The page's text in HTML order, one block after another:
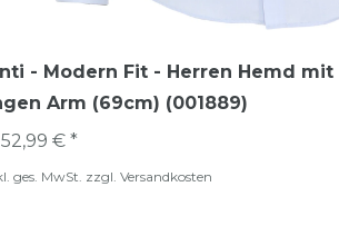
- Modern Fit - Herren Hemd
Arm (69cm) (001889)
€ *
ges. MwSt. zzgl. Versandkosten